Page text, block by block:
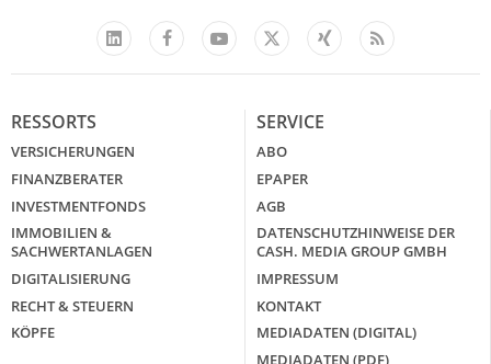
LinkedIn
FacebookYouTube
X
Xing Feed
RESSORTS
VERSICHERUNGEN
FINANZBERATER
INVESTMENTFONDS
IMMOBILIEN &
SACHWERTANLAGEN
DIGITALISIERUNG
RECHT & STEUERN
KÖPFE
SERVICE
ABO
EPAPER
AGB
DATENSCHUTZHINWEISE DER
CASH. MEDIA GROUP GMBH
IMPRESSUM
KONTAKT
MEDIADATEN (DIGITAL)
MEDIADATEN (PDF)